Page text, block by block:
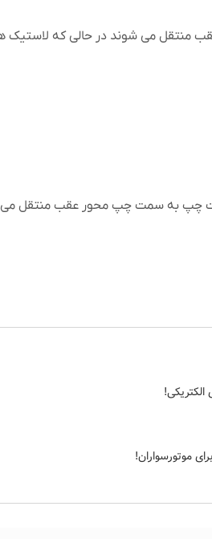
منتقل می شوند در حالی که
سمت چپ به سمت چپ محور عقب منتقل